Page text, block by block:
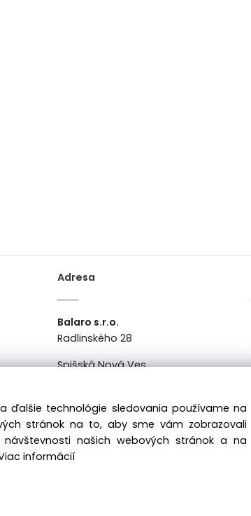
Adresa
Balaro s.r.o.
Radlinského 28
Spišská Nová Ves
ďalšie technológie sledovania používame na
stránok na to, aby sme vám zobrazovali
našich webových stránok a na
informácií